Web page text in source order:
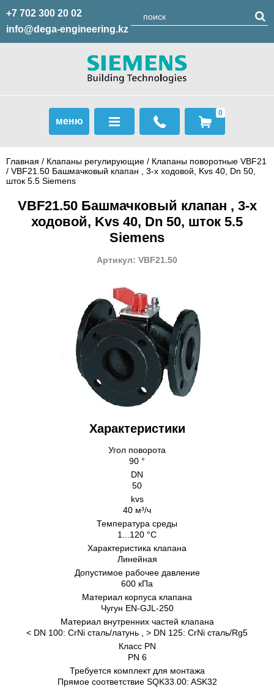
+7 702 300 20 02
info@dega-engineering.kz
меню
0
Главная / Клапаны регулирующие / Клапаны поворотные VBF21
/ VBF21.50 Башмачковый клапан , 3-х ходовой, Kvs 40, Dn 50,
шток 5.5 Siemens
VBF21.50 Башмачковый клапан , 3-х
ходовой, Kvs 40, Dn 50, шток 5.5
Siemens
Артикул: VBF21.50
Характеристики
Угол поворота
90 °
DN
50
kvs
40 м³/ч
Температура среды
1...120 °C
Характеристика клапана
Линейная
Допустимое рабочее давление
600 кПа
Материал корпуса клапана
Чугун EN-GJL-250
Материал внутренних частeй клапана
< DN 100: CrNi сталь/латунь , > DN 125: CrNi сталь/Rg5
Класс PN
PN 6
Требуется комплект для монтажа
Прямое соответствие SQK33.00: ASK32